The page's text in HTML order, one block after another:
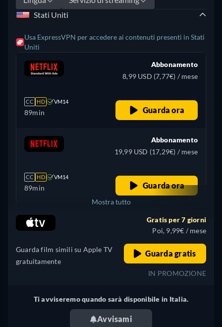
Stati Uniti
Usa ExpressVPN per accedere ai contenuti presenti in Stati
Uniti
CC HD VM14
89min
Abbonamento
8,99 USD (7,77€) / mese
Guarda ora
CC HD VM14
89min
Abbonamento
19,99 USD (17,29€) / mese
Guarda ora
Regno Unito + 1
Mostra tutto
Guarda film simili su Apple TV
gratuitamente
Gratis per 7 giorni
Poi, 9,99€ / mese
Guarda gratis
IN PROMOZIONE
Ti avviseremo quando sarà disponibile in Italia.
Avvisami